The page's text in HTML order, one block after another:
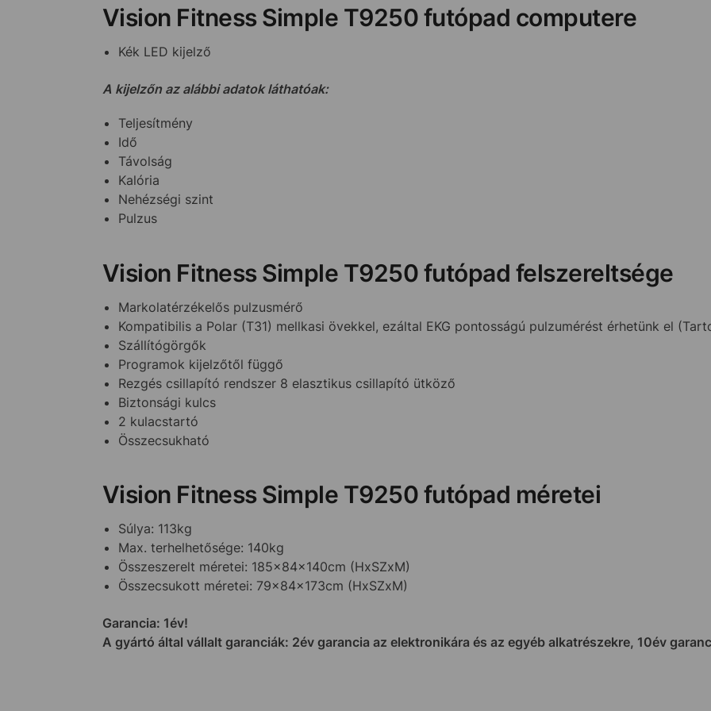
Vision Fitness Simple T9250 futópad computere
Kék LED kijelző
A kijelzőn az alábbi adatok láthatóak:
Teljesítmény
Idő
Távolság
Kalória
Nehézségi szint
Pulzus
Vision Fitness Simple T9250 futópad felszereltsége
Markolatérzékelős pulzusmérő
Kompatibilis a Polar (T31) mellkasi övekkel, ezáltal EKG pontosságú pulzumérést érhetünk el
Szállítógörgők
Programok kijelzőtől függő
Rezgés csillapító rendszer 8 elasztikus csillapító ütköző
Biztonsági kulcs
2 kulacstartó
Összecsukható
Vision Fitness Simple T9250 futópad méretei
Súlya: 113kg
Max. terhelhetősége: 140kg
Összeszerelt méretei: 185x84x140cm (HxSZxM)
Összecsukott méretei: 79x84x173cm (HxSZxM)
Garancia: 1év!
A gyártó által vállalt garanciák: 2év garancia az elektronikára és az egyéb alkatrészekre, 10év